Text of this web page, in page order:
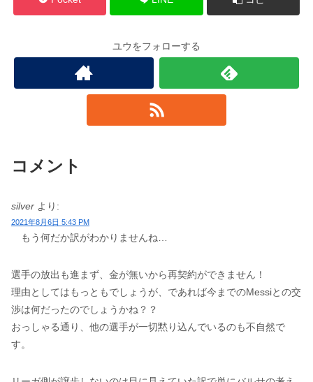
ユウをフォローする
コメント
silver より:
2021年8月6日 5:43 PM
もう何だか訳がわかりませんね…
選手の放出も進まず、金が無いから再契約ができません！
理由としてはもっともでしょうが、であれば今までのMessiとの交
渉は何だったのでしょうかね？？
おっしゃる通り、他の選手が一切黙り込んでいるのも不自然で
す。